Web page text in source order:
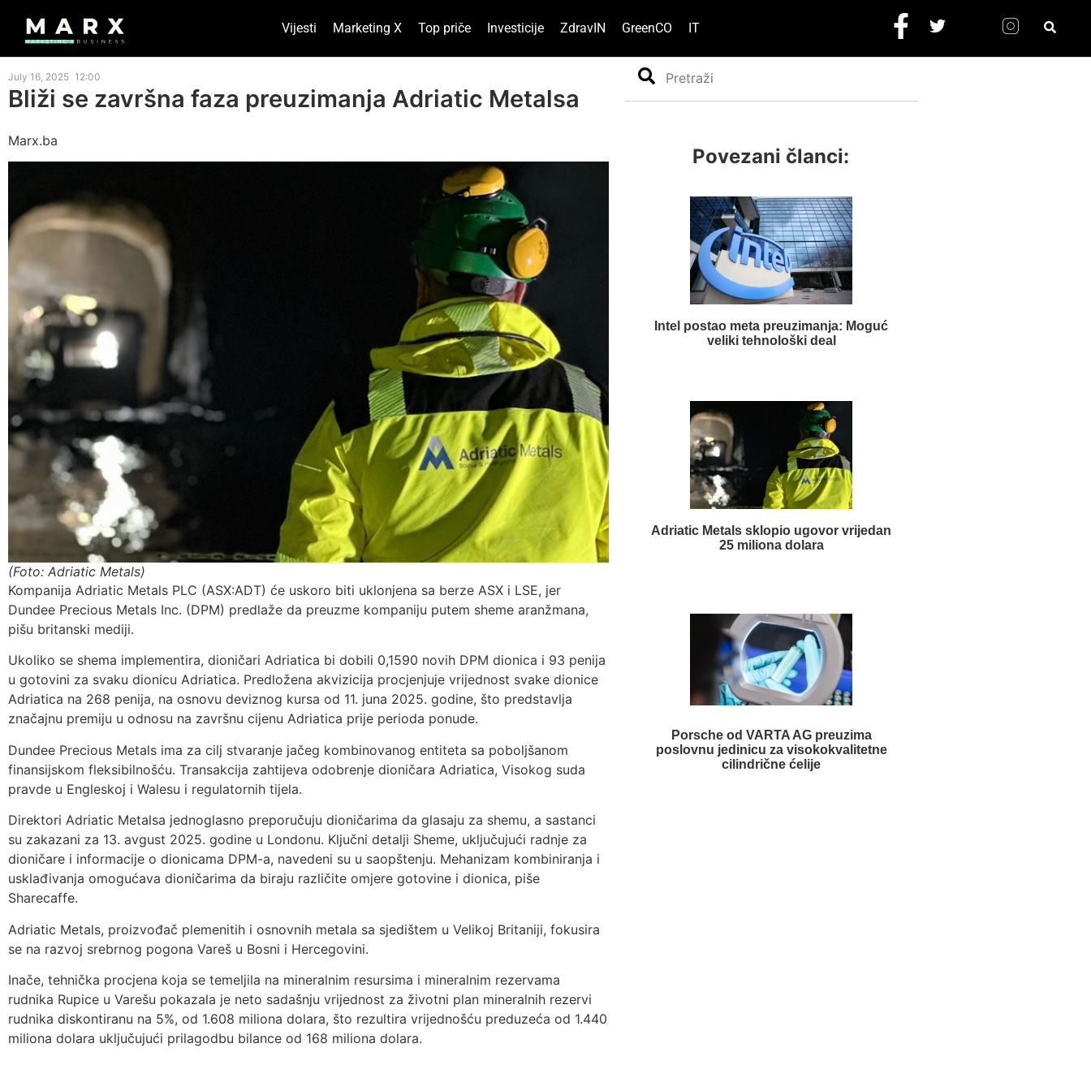
Vijesti Marketing X Top priče Investicije ZdravIN GreenCO IT
July 16, 2025 12:00
Bliži se završna faza preuzimanja Adriatic Metalsa
Marx.ba
(Foto: Adriatic Metals)
Kompanija Adriatic Metals PLC (ASX:ADT) će uskoro biti uklonjena sa berze ASX i LSE, jer
Dundee Precious Metals Inc. (DPM) predlaže da preuzme kompaniju putem sheme aranžmana,
pišu britanski mediji.
Ukoliko se shema implementira, dioničari Adriatica bi dobili 0,1590 novih DPM dionica i 93 penija
u gotovini za svaku dionicu Adriatica. Predložena akvizicija procjenjuje vrijednost svake dionice
Adriatica na 268 penija, na osnovu deviznog kursa od 11. juna 2025. godine, što predstavlja
značajnu premiju u odnosu na završnu cijenu Adriatica prije perioda ponude.
Dundee Precious Metals ima za cilj stvaranje jačeg kombinovanog entiteta sa poboljšanom
finansijskom fleksibilnošću. Transakcija zahtijeva odobrenje dioničara Adriatica, Visokog suda
pravde u Engleskoj i Walesu i regulatornih tijela.
Direktori Adriatic Metalsa jednoglasno preporučuju dioničarima da glasaju za shemu, a sastanci
su zakazani za 13. avgust 2025. godine u Londonu. Ključni detalji Sheme, uključujući radnje za
dioničare i informacije o dionicama DPM-a, navedeni su u saopštenju. Mehanizam kombiniranja i
usklađivanja omogućava dioničarima da biraju različite omjere gotovine i dionica, piše
Sharecaffe.
Adriatic Metals, proizvođač plemenitih i osnovnih metala sa sjedištem u Velikoj Britaniji, fokusira
se na razvoj srebrnog pogona Vareš u Bosni i Hercegovini.
Inače, tehnička procjena koja se temeljila na mineralnim resursima i mineralnim rezervama
rudnika Rupice u Varešu pokazala je neto sadašnju vrijednost za životni plan mineralnih rezervi
rudnika diskontiranu na 5%, od 1.608 miliona dolara, što rezultira vrijednošću preduzeća od 1.440
miliona dolara uključujući prilagodbu bilance od 168 miliona dolara.
Search
Povezani članci:
Intel postao meta preuzimanja: Moguć
veliki tehnološki deal
Adriatic Metals sklopio ugovor vrijedan
25 miliona dolara
Porsche od VARTA AG preuzima
poslovnu jedinicu za visokokvalitetne
cilindrične ćelije